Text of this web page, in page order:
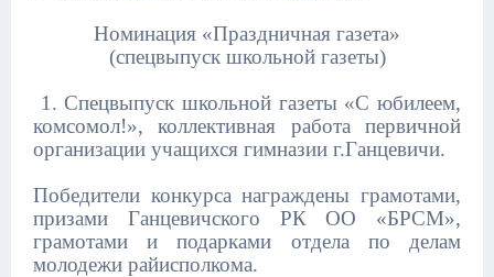
Номинация «Праздничная газета»
(спецвыпуск школьной газеты)
1. Спецвыпуск школьной газеты «С юбилеем,
комсомол!», коллективная работа первичной
организации учащихся гимназии г.Ганцевичи.
Победители конкурса награждены грамотами,
призами Ганцевичского РК ОО «БРСМ»,
грамотами и подарками отдела по делам
молодежи райисполкома.